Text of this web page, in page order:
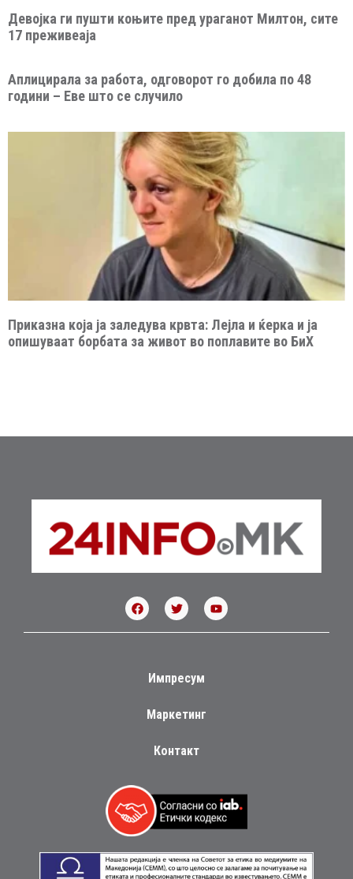
Девојка ги пушти коњите пред ураганот Милтон, сите
17 преживеаја
Аплицирала за работа, одговорот го добила по 48
години – Еве што се случило
Приказна која ја заледува крвта: Лејла и ќерка и ја
опишуваат борбата за живот во поплавите во БиХ
Импресум
Маркетинг
Контакт